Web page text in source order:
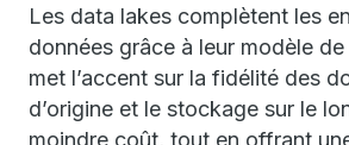
Les data lakes complètent les
données grâce à leur modèle
met l’accent sur la fidélité des
d’origine et le stockage sur le
moindre coût, tout en offrant